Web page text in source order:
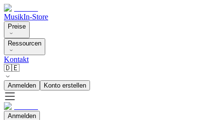
MusikIn-Store
Preise
Ressourcen
Kontakt
🇩🇪
Anmelden Konto erstellen
Anmelden